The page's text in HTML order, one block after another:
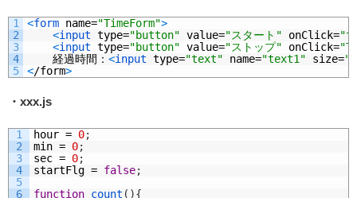
1
2
3
4
5
<form name="TimeForm">
<input type="button" value="スタート" onClick=
<input type="button" value="ストップ" onClick=
経過時間： <input type="text" name="text1" size=
</form>
・xxx.js
1
2
3
4
5
6
hour = 0;
min = 0;
sec = 0;
startFlg = false;
function count ( ){